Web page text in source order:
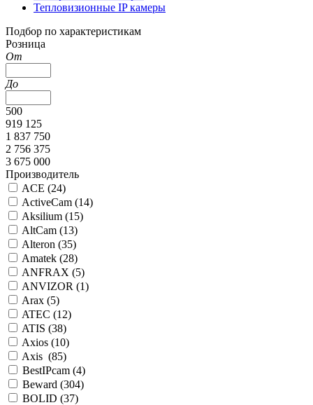
Тепловизионные IP камеры
Подбор по характеристикам
Розница
От
До
500
919 125
1 837 750
2 756 375
3 675 000
Производитель
ACE (24)
ActiveCam (14)
Aksilium (15)
AltCam (13)
Alteron (35)
Amatek (28)
ANFRAX (5)
ANVIZOR (1)
Arax (5)
ATEC (12)
ATIS (38)
Axios (10)
Axis (85)
BestIPcam (4)
Beward (304)
BOLID (37)